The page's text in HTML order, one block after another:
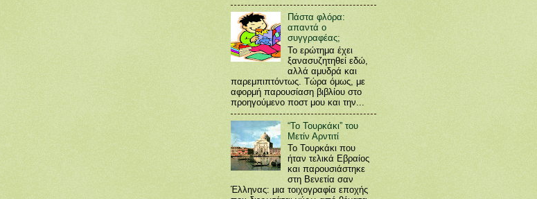
Πάστα φλόρα:
απαντά ο
συγγραφέας;
Το ερώτημα έχει
ξανασυζητηθεί εδώ,
αλλά αμυδρά και
παρεμπιπτόντως. Τώρα όμως, με
αφορμή παρουσίαση βιβλίου στο
προηγούμενο ποστ μου και την...
“Το Τουρκάκι” του
Μετίν Αρντιτί
Το Τουρκάκι που
ήταν τελικά Εβραίος
και παρουσιάστηκε
στη Βενετία σαν
Έλληνας: μια τοιχογραφία εποχής